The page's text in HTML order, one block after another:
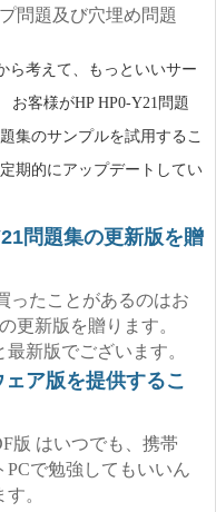
問題及び穴埋め問題
ら考えて、もっといいサー
お客様がHP HP0-Y21問題
集のサンプルを試用するこ
期的にアップデートしてい
問題集の更新版を贈
ったことがあるのはお
更新版を贈ります。
新版でございます。
ア版を提供するこ
版 はいつでも、携帯
で勉強してもいいん
。